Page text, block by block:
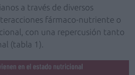
a través de diversos
fármaco-nutriente o
con una repercusión tanto
(tabla 1).